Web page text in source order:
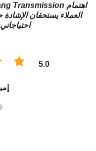
العملاء يستحقان
5.0